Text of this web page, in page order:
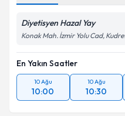
Diyetisyen Hazal Yay
Konak Mah. İzmir Yolu Cad,
En Yakın Saatler
10 Ağu
10:00
10 Ağu
10:30